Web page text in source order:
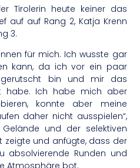
Tirolerin heute keiner das
auf auf Rang 2, Katja Krenn
3.
für mich. Ich wusste gar
kann, da ich vor ein paar
bin und mir das
habe. Ich habe mich aber
konnte aber meine
daher nicht ausspielen“,
und der selektiven
zeigte und anfügte, dass der
absolvierende Runden und